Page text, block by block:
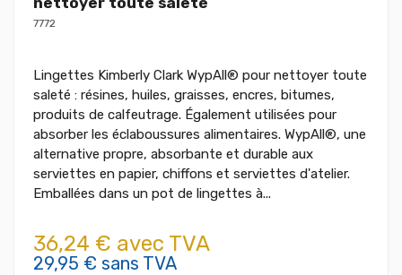
7772
Lingettes Kimberly Clark WypAll® pour nettoyer toute
saleté : résines, huiles, graisses, encres, bitumes,
produits de calfeutrage. Également utilisées pour
absorber les éclaboussures alimentaires. WypAll®, une
alternative propre, absorbante et durable aux
serviettes en papier, chiffons et serviettes d'atelier.
Emballées dans un pot de lingettes à...
36,24 € avec TVA
29,95 € sans TVA